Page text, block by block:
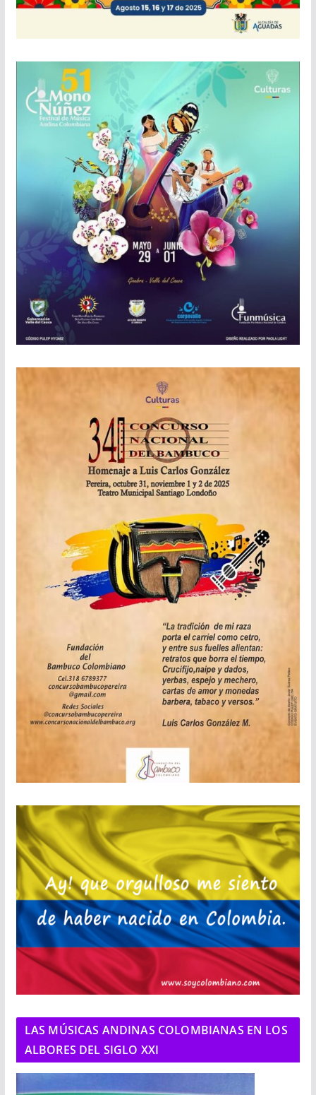
LAS MÚSICAS ANDINAS COLOMBIANAS EN LOS
ALBORES DEL SIGLO XXI